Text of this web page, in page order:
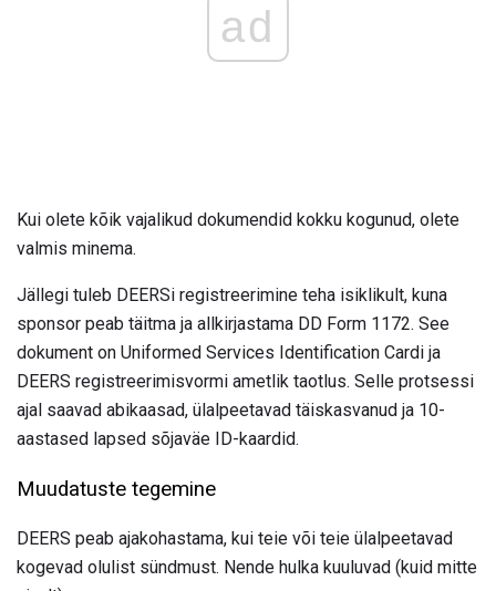
ad
Kui olete kõik vajalikud dokumendid kokku kogunud, olete
valmis minema.
Jällegi tuleb DEERSi registreerimine teha isiklikult, kuna
sponsor peab täitma ja allkirjastama DD Form 1172. See
dokument on Uniformed Services Identification Cardi ja
DEERS registreerimisvormi ametlik taotlus. Selle protsessi
ajal saavad abikaasad, ülalpeetavad täiskasvanud ja 10-
aastased lapsed sõjaväe ID-kaardid.
Muudatuste tegemine
DEERS peab ajakohastama, kui teie või teie ülalpeetavad
kogevad olulist sündmust. Nende hulka kuuluvad (kuid mitte